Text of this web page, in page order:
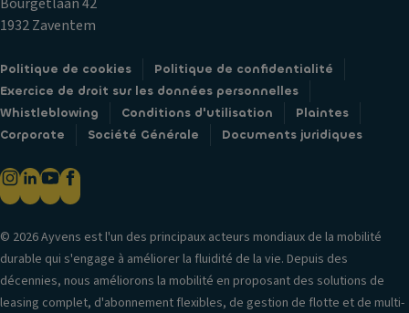
1932 Zaventem
Politique de cookies
Politique de confidentialité
Exercice de droit sur les données personnelles
Whistleblowing
Conditions d'utilisation
Plaintes
Corporate
Société Générale Documents juridiques
© 2026 Ayvens est l'un des principaux acteurs mondiaux de la mobilité
durable qui s'engage à améliorer la fluidité de la vie. Depuis des
décennies, nous améliorons la mobilité en proposant des solutions de
leasing complet, d'abonnement flexibles, de gestion de flotte et de multi-